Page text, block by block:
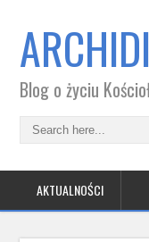
Blog o życiu
AKTUALNOŚCI